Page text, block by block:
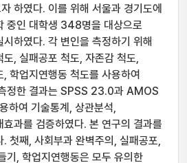
하였다. 이를 위해 서울과 경기도에
중인 대학생 348명을 대상으로
하였다. 각 변인을 측정하기 위해
, 실패공포 척도, 자존감 척도,
학업지연행동 척도를 사용하여
정한 결과는 SPSS 23.0과 AMOS
하여 기술통계, 상관분석,
과를 검증하였다. 본 연구의 결과를
첫째, 사회부과 완벽주의, 실패공포,
기, 학업지연행동은 모두 유의한